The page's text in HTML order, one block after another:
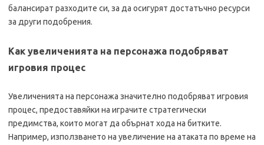
балансират разходите си, за да осигурят достатъчно ресурси
за други подобрения.
Как увеличенията на персонажа подобряват
игровия процес
Увеличенията на персонажа значително подобряват игровия
процес, предоставяйки на играчите стратегически
предимства, които могат да обърнат хода на битките.
Например, използването на увеличение на атаката по време на